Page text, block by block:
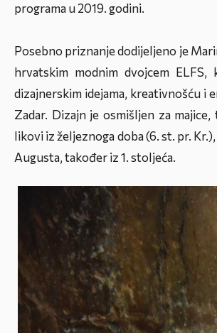
programa u 2019. godini.
Posebno priznanje dodijeljeno je
hrvatskim modnim dvojcem
dizajnerskim idejama, kreativnošću i
Zadar. Dizajn je osmišljen za
likovi iz željeznoga doba (6. st. pr.
Augusta, također iz 1. stoljeća.